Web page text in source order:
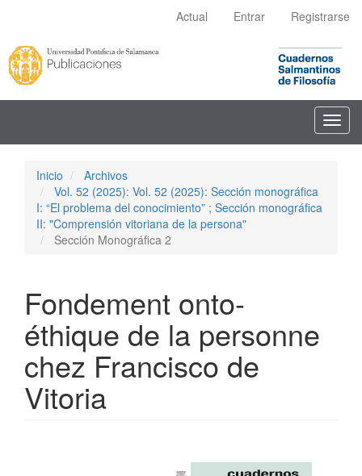
principal
Barra
lateral
Actual Entrar Registrarse
Inicio
Archivos
Vol. 52 (2025): Vol. 52 (2025): Sección monográfica
I: “El problema del conocimiento” ; Sección monográfica
II: "Comprensión vitoriana de la persona"
Sección Monográfica 2
Fondement onto-
éthique de la personne
chez Francisco de
Vitoria